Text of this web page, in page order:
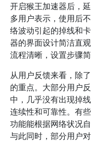
开启猴王加速器后，
多用户表示，使用后
络波动引起的掉线和
器的界面设计简洁直
流程清晰，设置步骤简
从用户反馈来看，除
的重点。大部分用户
中，几乎没有出现掉
连续性和可靠性。有
功能能根据网络状况
与此同时，部分用户